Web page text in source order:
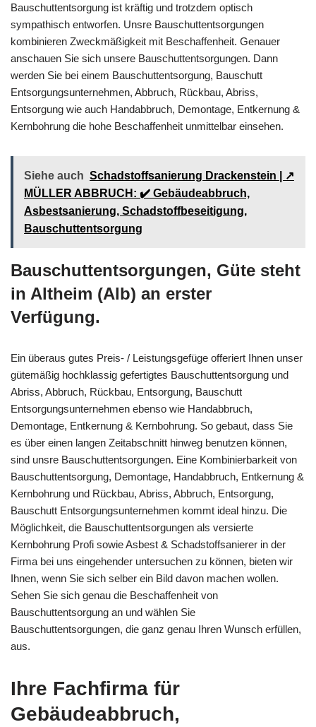
Bauschuttentsorgung ist kräftig und trotzdem optisch
sympathisch entworfen. Unsre Bauschuttentsorgungen
kombinieren Zweckmäßigkeit mit Beschaffenheit. Genauer
anschauen Sie sich unsere Bauschuttentsorgungen. Dann
werden Sie bei einem Bauschuttentsorgung, Bauschutt
Entsorgungsunternehmen, Abbruch, Rückbau, Abriss,
Entsorgung wie auch Handabbruch, Demontage, Entkernung &
Kernbohrung die hohe Beschaffenheit unmittelbar einsehen.
Siehe auch Schadstoffsanierung Drackenstein | ↗️
MÜLLER ABBRUCH: ✔️ Gebäudeabbruch,
Asbestsanierung, Schadstoffbeseitigung,
Bauschuttentsorgung
Bauschuttentsorgungen, Güte steht
in Altheim (Alb) an erster
Verfügung.
Ein überaus gutes Preis- / Leistungsgefüge offeriert Ihnen unser
gütemäßig hochklassig gefertigtes Bauschuttentsorgung und
Abriss, Abbruch, Rückbau, Entsorgung, Bauschutt
Entsorgungsunternehmen ebenso wie Handabbruch,
Demontage, Entkernung & Kernbohrung. So gebaut, dass Sie
es über einen langen Zeitabschnitt hinweg benutzen können,
sind unsre Bauschuttentsorgungen. Eine Kombinierbarkeit von
Bauschuttentsorgung, Demontage, Handabbruch, Entkernung &
Kernbohrung und Rückbau, Abriss, Abbruch, Entsorgung,
Bauschutt Entsorgungsunternehmen kommt ideal hinzu. Die
Möglichkeit, die Bauschuttentsorgungen als versierte
Kernbohrung Profi sowie Asbest & Schadstoffsanierer in der
Firma bei uns eingehender untersuchen zu können, bieten wir
Ihnen, wenn Sie sich selber ein Bild davon machen wollen.
Sehen Sie sich genau die Beschaffenheit von
Bauschuttentsorgung an und wählen Sie
Bauschuttentsorgungen, die ganz genau Ihren Wunsch erfüllen,
aus.
Ihre Fachfirma für
Gebäudeabbruch,